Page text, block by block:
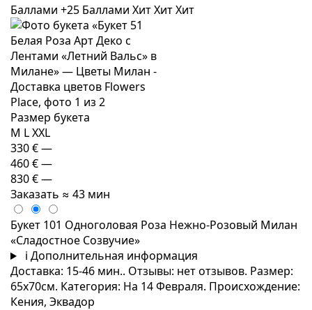
Баллами +25 Баллами ХитХитХит
Размер букета
M LXXL
330 €—
460 €—
830 €—
Заказать ≈ 43 мин
Букет 101 Одноголовая Роза Нежно-Розовый Милан
«Сладостное Созвучие»
i Дополнительная информация
Доставка: 15-46 мин.. Отзывы: нет отзывов. Размер:
65x70см. Категория: На 14 Февраля. Происхождение:
Кения, Эквадор